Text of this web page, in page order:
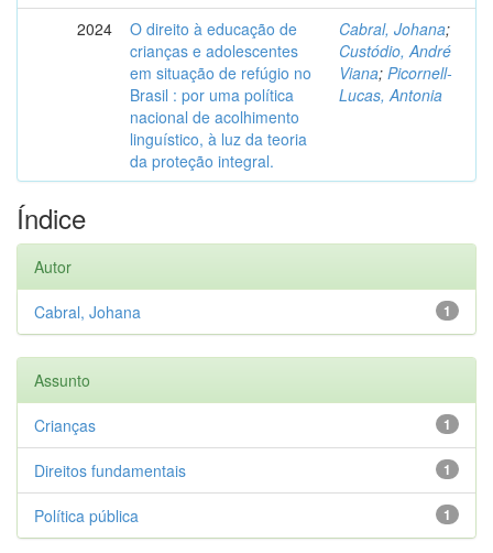
2024
O direito à educação de
crianças e adolescentes
em situação de refúgio no
Brasil : por uma política
nacional de acolhimento
linguístico, à luz da teoria
da proteção integral.
Cabral, Johana;
Custódio, André
Viana; Picornell-
Lucas, Antonia
Índice
Autor
1
Cabral, Johana
Assunto
1
Crianças
1
Direitos fundamentais
1
Política pública